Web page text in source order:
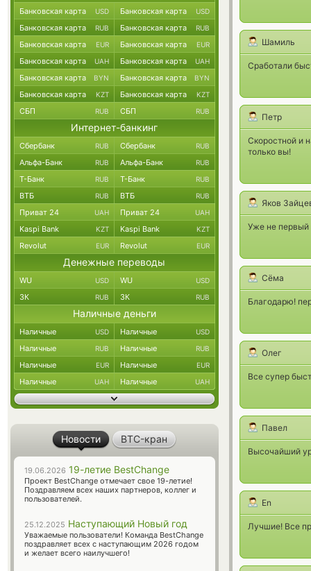
Шамиль
Сработали
Петр
Скоростной и
только вы!
Яков
Уже не первый
Сёма
Благодарю!
Олег
Все супер
Павел
Высочайший
En
Лучшие! Все
Банковская карта USD Банковская карта USD
Банковская карта RUB Банковская карта RUB
Банковская карта EUR Банковская карта EUR
Банковская карта UAH Банковская карта UAH
Банковская карта BYN Банковская карта BYN
Банковская карта KZT Банковская карта KZT
СБП RUB СБП RUB
Интернет-банкинг
Сбербанк RUB Сбербанк RUB
Альфа-Банк RUB Альфа-Банк RUB
Т-Банк RUB Т-Банк RUB
ВТБ RUB ВТБ RUB
Приват 24 UAH Приват 24 UAH
Kaspi Bank KZT Kaspi Bank KZT
Revolut EUR Revolut EUR
Денежные переводы
WU USD WU USD
ЗК RUB ЗК RUB
Наличные деньги
Наличные USD Наличные USD
Наличные RUB Наличные RUB
Наличные EUR Наличные EUR
Наличные UAH Наличные UAH
Новости BTC-кран
19.06.2026 19-летие BestChange
Проект BestChange отмечает свое 19-летие!
Поздравляем всех наших партнеров, коллег и
пользователей.
25.12.2025 Наступающий Новый год
Уважаемые пользователи! Команда BestChange
поздравляет всех с наступающим 2026 годом
и желает всего наилучшего!